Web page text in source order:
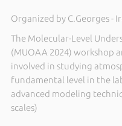
Organized by C.Georges -
The Molecular-Level
(MUOAA 2024) workshop
involved in studying
fundamental level in the
advanced modeling
scales)